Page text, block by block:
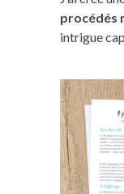
procédés
intrigue